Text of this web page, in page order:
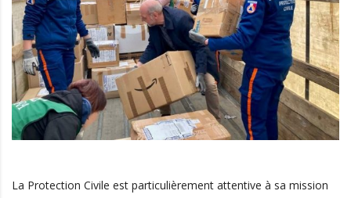
La Protection Civile est particulièrement attentive à sa mission